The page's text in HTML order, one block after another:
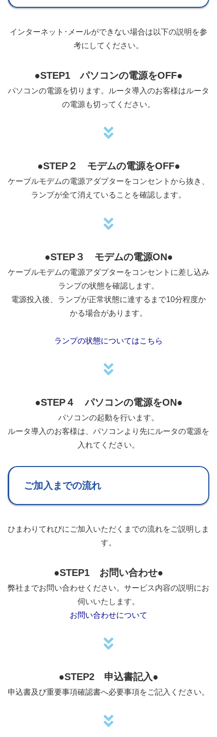
インターネット･メールができない場合は以下の説明を参
考にしてください。
●STEP1 パソコンの電源をOFF●
パソコンの電源を切ります。ルータ導入のお客様はルータ
の電源も切ってください。
●STEP２ モデムの電源をOFF●
ケーブルモデムの電源アダプターをコンセントから抜き、
ランプが全て消えていることを確認します。
●STEP３ モデムの電源ON●
ケーブルモデムの電源アダプターをコンセントに差し込み
ランプの状態を確認します。
電源投入後、ランプが正常状態に達するまで10分程度か
かる場合があります。
ランプの状態についてはこちら
●STEP４ パソコンの電源をON●
パソコンの起動を行います。
ルータ導入のお客様は、パソコンより先にルータの電源を
入れてください。
ご加入までの流れ
ひまわりてれびにご加入いただくまでの流れをご説明しま
す。
●STEP1 お問い合わせ●
弊社までお問い合わせください。サービス内容の説明にお
伺いいたします。
お問い合わせについて
●STEP2 申込書記入●
申込書及び重要事項確認書へ必要事項をご記入ください。